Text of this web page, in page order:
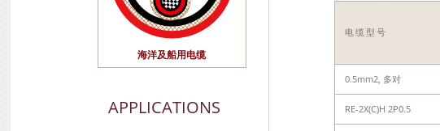
海洋及船用电缆
APPLICATIONS
电缆型号
0.5mm2, 多对
RE-2X(C)H 2P0.5